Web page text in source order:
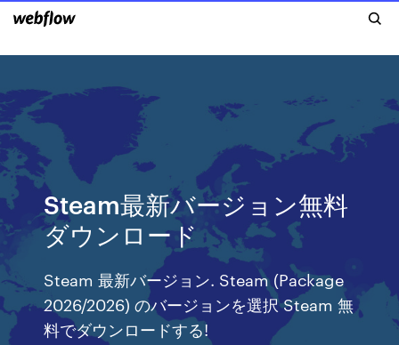
Steam最新バージョン無料
ダウンロード
Steam 最新バージョン. Steam (Package
2026/2026) のバージョンを選択 Steam 無
料でダウンロードする!